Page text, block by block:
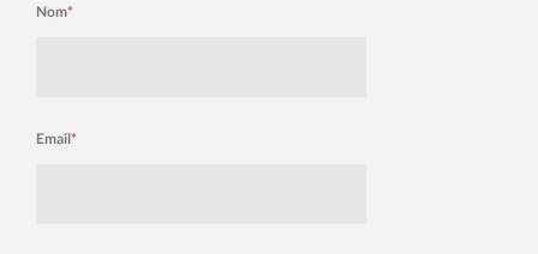
Nom*
Email*